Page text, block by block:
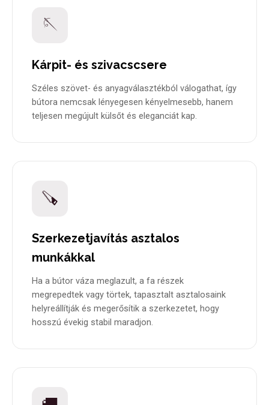
🪡
Kárpit- és szivacscsere
Széles szövet- és anyagválasztékból válogathat, így
bútora nemcsak lényegesen kényelmesebb, hanem
teljesen megújult külsőt és eleganciát kap.
🪚
Szerkezetjavítás asztalos
munkákkal
Ha a bútor váza meglazult, a fa részek
megrepedtek vagy törtek, tapasztalt asztalosaink
helyreállítják és megerősítik a szerkezetet, hogy
hosszú évekig stabil maradjon.